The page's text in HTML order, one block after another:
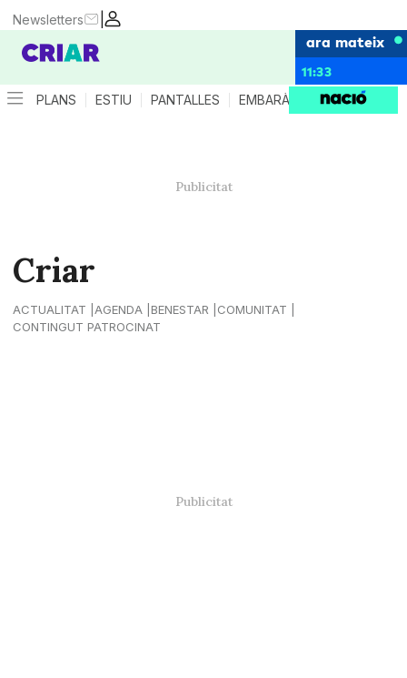
|
Newsletters
ara mateix
11:33
PLANS ESTIU PANTALLES EMBARÀS CRIANÇA
Criar
ACTUALITAT AGENDA BENESTAR
COMUNITAT
CONTINGUT PATROCINAT